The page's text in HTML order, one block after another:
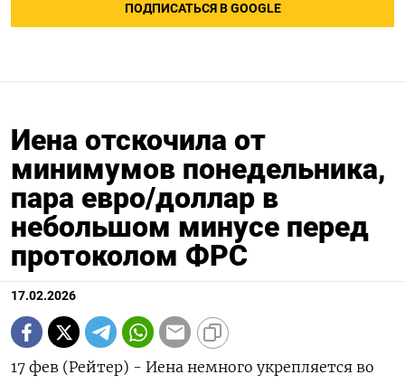
ПОДПИСАТЬСЯ В GOOGLE
Иена отскочила от
минимумов понедельника,
пара евро/доллар в
небольшом минусе перед
протоколом ФРС
17.02.2026
17 фев (Рейтер) - Иена немного укрепляется во